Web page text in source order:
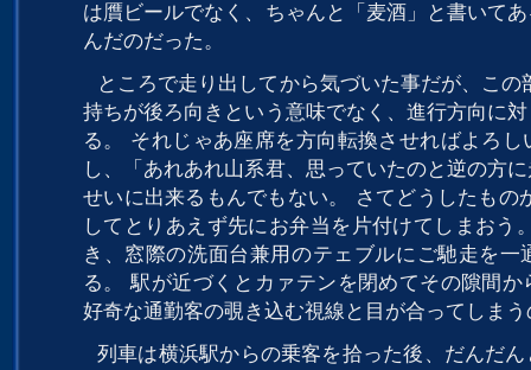
は贋ビールでなく、ちゃんと「麦酒」と書いて
んだのだった。
ところで走り出してから気づいた事だが、こ
持ちが後ろ向きという意味でなく、進行方向に
る。 それじゃあ座席を方向転換させればよろ
し、「あれあれ山系君、思っていたのと逆の方
せいに出来るもんでもない。 さてどうしたもの
してとりあえず先にお弁当を片付けてしまおう
き、窓際の洗面台兼用のテェブルにご馳走を
る。 駅が近づくとカァテンを閉めてその隙間
好奇な通勤客の覗き込む視線と目が合ってしま
列車は横浜駅からの乗客を拾った後、だんだ